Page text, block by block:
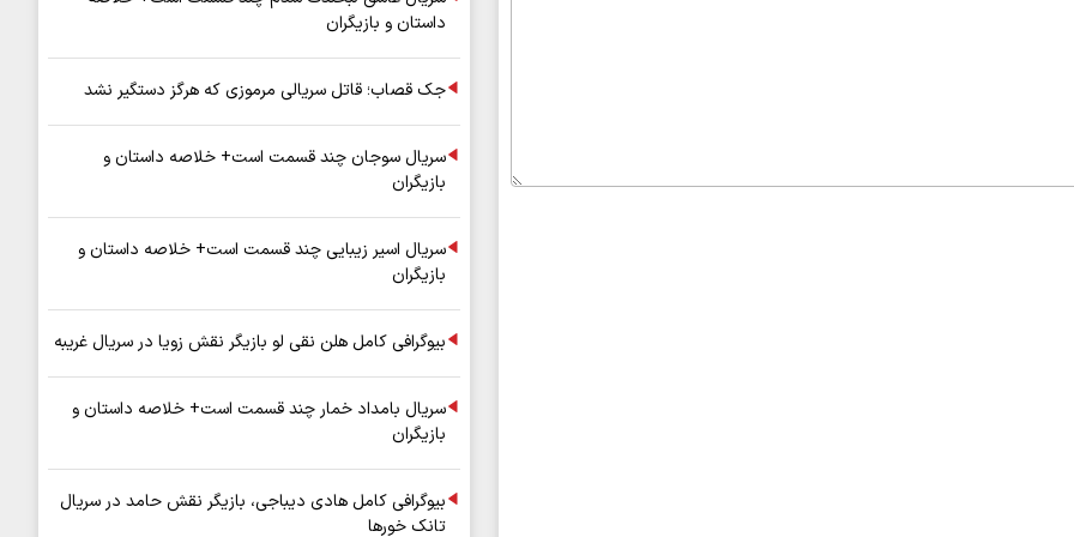
داستان و بازیگران
جک قصاب؛ قاتل سریالی مرموزی که هرگز دستگیر نشد
سریال سوجان چند قسمت است+ خلاصه داستان و
بازیگران
سریال اسیر زیبایی چند قسمت است+ خلاصه داستان و
بازیگران
بیوگرافی کامل هلن نقی لو بازیگر نقش زویا در سریال غریبه
سریال بامداد خمار چند قسمت است+ خلاصه داستان و
بازیگران
بیوگرافی کامل هادی دیباجی، بازیگر نقش حامد در سریال
تانک خورها